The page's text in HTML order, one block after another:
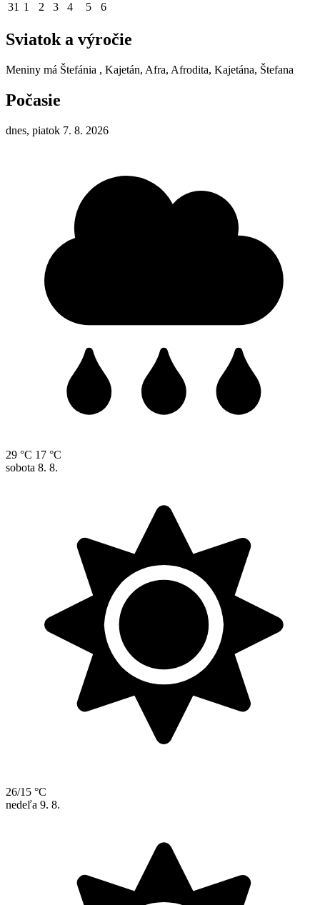
31 1 2 3 4 5 6
Sviatok a výročie
Meniny má Štefánia , Kajetán, Afra, Afrodita, Kajetána, Štefana
Počasie
dnes, piatok 7. 8. 2026
29 °C 17 °C
sobota 8. 8.
26/15 °C
nedeľa 9. 8.